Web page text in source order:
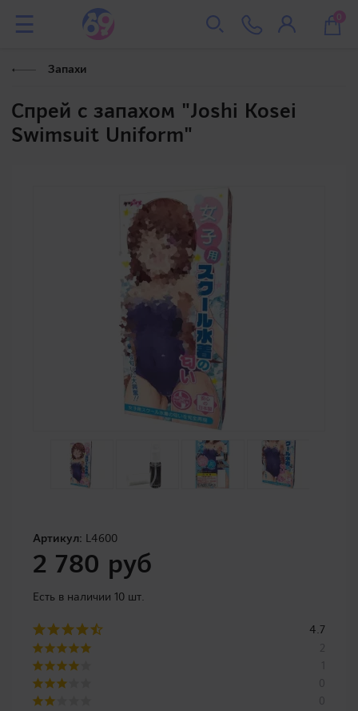
0
Запахи
Спрей с запахом "Joshi Kosei
Swimsuit Uniform"
Артикул: L4600
2 780 руб
Есть в наличии 10 шт.
4.7
2
0
0